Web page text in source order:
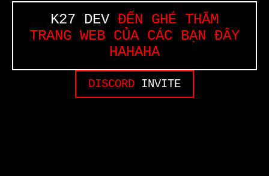
K27 DEVĐẾN GHÉ THĂM
TRANG WEB CỦA CÁC BẠN ĐÂY
HAHAHA
DISCORD INVITE